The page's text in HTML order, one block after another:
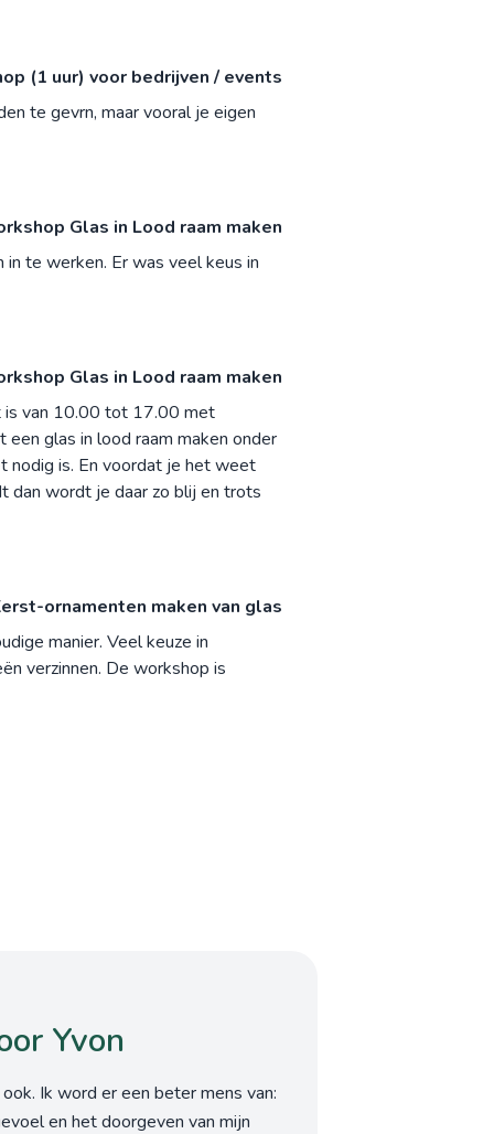
(1 uur) voor bedrijven / events
te gevrn, maar vooral je eigen
Glas in Lood raam maken
te werken. Er was veel keus in
Glas in Lood raam maken
is van 10.00 tot 17.00 met
een glas in lood raam maken onder
nodig is. En voordat je het weet
dan wordt je daar zo blij en trots
ornamenten maken van glas
manier. Veel keuze in
verzinnen. De workshop is
Yvon
Ik word er een beter mens van:
en het doorgeven van mijn